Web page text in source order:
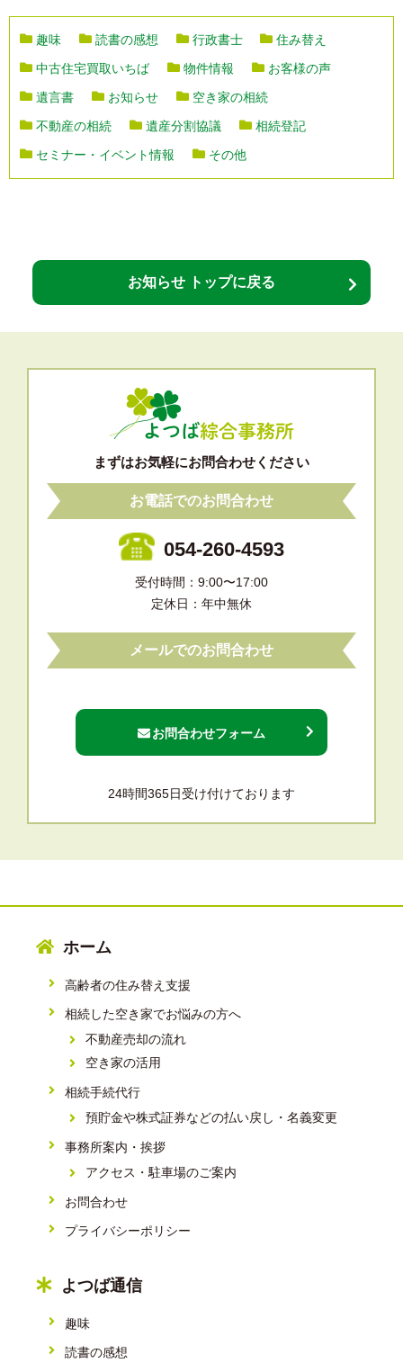
趣味 読書の感想 行政書士
住み替え
中古住宅買取いちば
物件情報
お客様の声
遺言書
お知らせ
空き家の相続
不動産の相続
遺産分割協議
相続登記
セミナー・イベント情報
その他
お知らせ トップに戻る
まずはお気軽にお問合わせください
お電話でのお問合わせ
054-260-4593
受付時間：9:00〜17:00
定休日：年中無休
メールでのお問合わせ
お問合わせフォーム
24時間365日受け付けております
ホーム
高齢者の住み替え支援
相続した空き家でお悩みの方へ
不動産売却の流れ
空き家の活用
相続手続代行
預貯金や株式証券などの払い戻し・名義変更
事務所案内・挨拶
アクセス・駐車場のご案内
お問合わせ
プライバシーポリシー
よつば通信
趣味
読書の感想